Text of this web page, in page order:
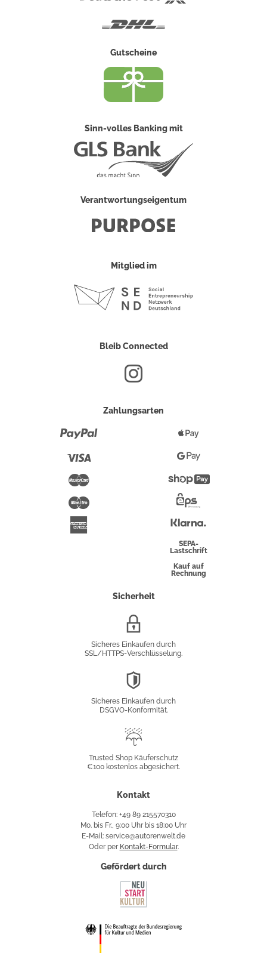
Gutscheine
Sinn-volles Banking mit
Verantwortungseigentum
Mitglied im
Bleib Connected
Zahlungsarten
Maestro
Pay
Google
Pay
Überweisung
SEPA-
Lastschrift
Kauf auf
Rechnung
Sicherheit
Sicheres Einkaufen durch
SSL/HTTPS-Verschlüsselung.
Sicheres Einkaufen durch
DSGVO-Konformität.
Käuferschutz
Trusted Shop Käuferschutz
€100 kostenlos abgesichert.
Kontakt
Telefon: +49 89 215570310
Mo. bis Fr., 9:00 Uhr bis 18:00 Uhr
E-Mail: service@autorenwelt.de
Oder per Kontakt-Formular.
Gefördert durch